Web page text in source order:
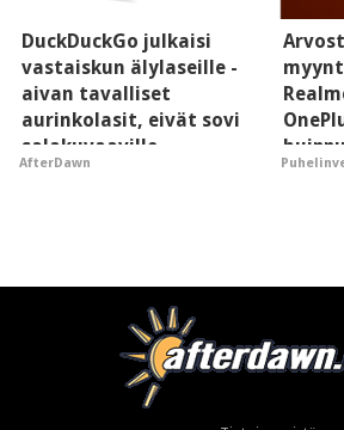
DuckDuckGo julkaisi
vastaiskun älylaseille -
aivan tavalliset
aurinkolasit, eivät sovi
salakuvaaville
hyypiöille
AfterDawn